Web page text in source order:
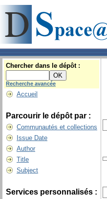
Chercher dans le dépôt :
Recherche avancée
Accueil
Parcourir le dépôt par :
Communautés et collections
Issue Date
Author
Title
Subject
Services personnalisés :